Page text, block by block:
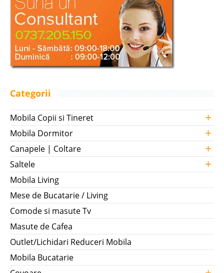
Categorii
Mobila Copii si Tineret +
Mobila Dormitor +
Canapele | Coltare +
Saltele +
Mobila Living
Mese de Bucatarie / Living
Comode si masute Tv
Masute de Cafea
Outlet/Lichidari Reduceri Mobila
Mobila Bucatarie